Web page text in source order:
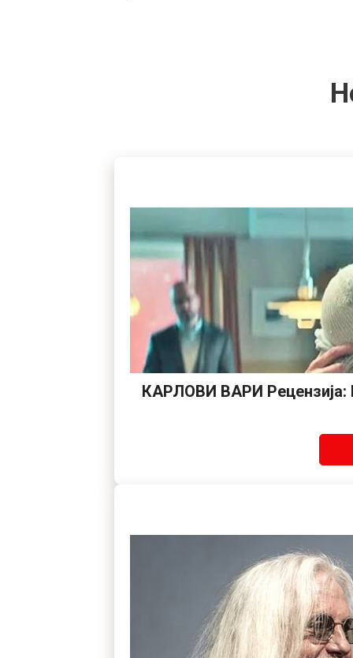
КАРЛОВИ ВАРИ Рецензија: